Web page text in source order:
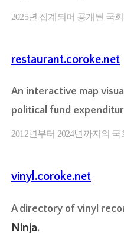
2025년 집계되어 공개된 국
restaurant.coroke.net
An interactive map
political fund
2012년부터 2024년까지의
vinyl.coroke.net
A directory of vinyl
Ninja.